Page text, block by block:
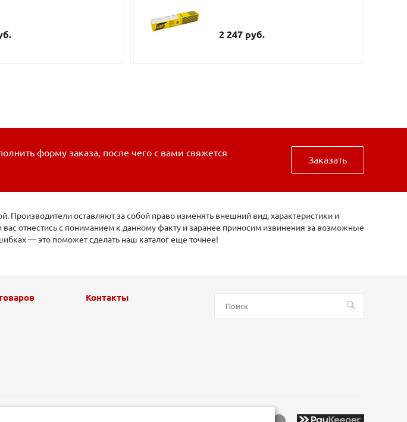
2 247 руб.
форму заказа, после чего с вами свяжется
Заказать
оставляют за собой право изменять внешний вид, характеристики и
отнестись с пониманием к данному факту и заранее приносим извинения за возможные
— это поможет сделать наш каталог еще точнее!
Контакты